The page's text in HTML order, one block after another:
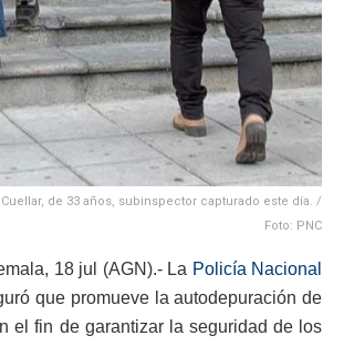
de 33 años, subinspector capturado este día. /
Foto: PNC
18 jul (AGN).- La Policía Nacional
que promueve la autodepuración de
el fin de garantizar la seguridad de los